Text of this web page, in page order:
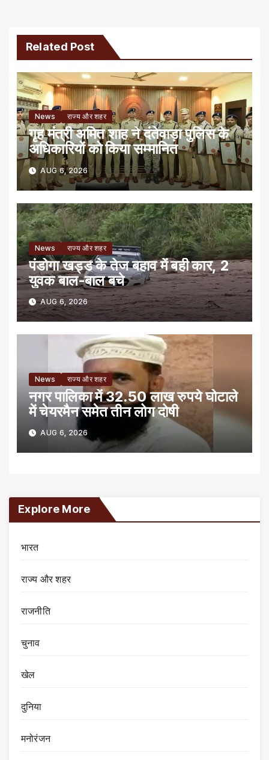
Related Post
News राज्य और शहर
गृह मंत्री अमित शाह ने दंतेवाड़ा पुलिस के
अधिकारियों को किया सम्मानित
AUG 6, 2026
News राज्य और शहर
पंडोगा खड्ड के तेज बहाव में बही कार, 2
युवक बाल-बाल बचे
AUG 6, 2026
News राज्य और शहर
नगर पालिका में 32.50 लाख रुपये घोटाले
में चेयरमैन समेत तीन लोग दोषी
AUG 6, 2026
Explore More
भारत
राज्य और शहर
राजनीति
चुनाव
खेल
दुनिया
मनोरंजन